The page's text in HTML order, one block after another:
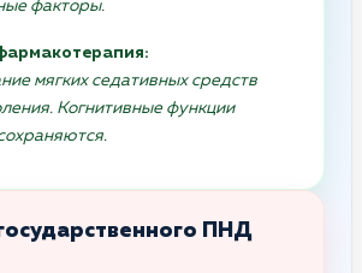
факторы.
мягких седативных средств
Когнитивные функции
ПНД